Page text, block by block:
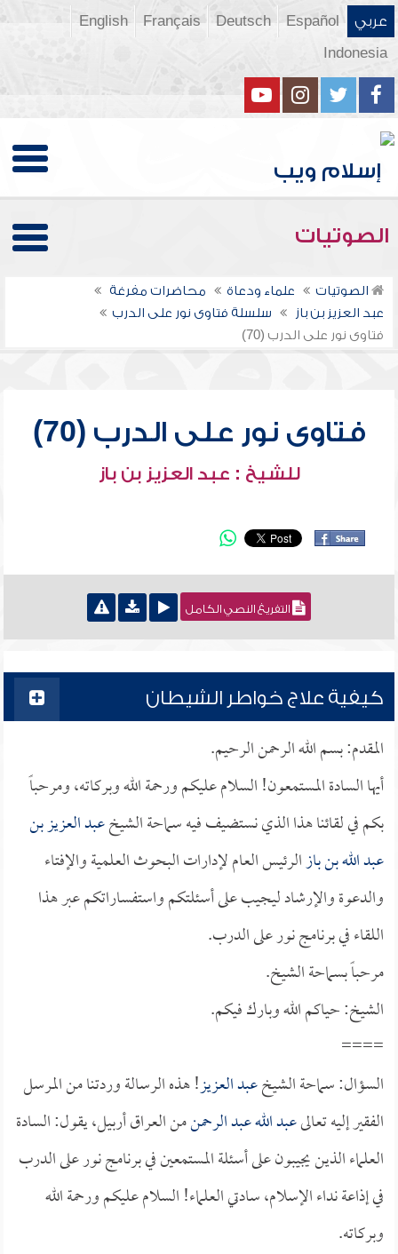
عربي Español
Deutsch
Français
English
Indonesia
الصوتيات
الصوتيات علماء ودعاة
محاضرات مفرغة
عبد العزيز بن باز
سلسلة فتاوى نور على الدرب
فتاوى نور على الدرب (70)
فتاوى نور على الدرب (70)
للشيخ : عبد العزيز بن باز
التفريغ النصي الكامل
كيفية علاج خواطر الشيطان
المقدم: بسم الله الرحمن الرحيم.
أيها السادة المستمعون! السلام عليكم ورحمة الله وبركاته، ومرحباً
بكم في لقائنا هذا الذي نستضيف فيه سماحة الشيخعبد العزيز بن
عبد الله بن بازالرئيس العام لإدارات البحوث العلمية والإفتاء
والدعوة والإرشاد ليجيب على أسئلتكم واستفساراتكم عبر هذا
اللقاء في برنامج نور على الدرب.
مرحباً بسماحة الشيخ.
الشيخ: حياكم الله وبارك فيكم.
====
السؤال: سماحة الشيخعبد العزيز! هذه الرسالة وردتنا من المرسل
الفقير إليه تعالىعبد الله عبد الرحمنمن العراق أربيل، يقول: السادة
العلماء الذين يجيبون على أسئلة المستمعين في برنامج نور على الدرب
في إذاعة نداء الإسلام، سادتي العلماء! السلام عليكم ورحمة الله
وبركاته.